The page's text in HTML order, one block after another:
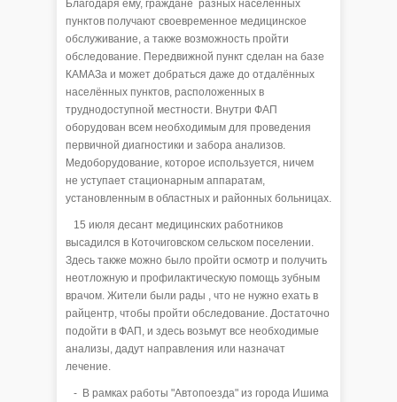
Благодаря ему, граждане разных населённых
пунктов получают своевременное медицинское
обслуживание, а также возможность пройти
обследование. Передвижной пункт сделан на базе
КАМАЗа и может добраться даже до отдалённых
населённых пунктов, расположенных в
труднодоступной местности. Внутри ФАП
оборудован всем необходимым для проведения
первичной диагностики и забора анализов.
Медоборудование, которое используется, ничем
не уступает стационарным аппаратам,
установленным в областных и районных больницах.
15 июля десант медицинских работников
высадился в Коточиговском сельском поселении.
Здесь также можно было пройти осмотр и получить
неотложную и профилактическую помощь зубным
врачом. Жители были рады , что не нужно ехать в
райцентр, чтобы пройти обследование. Достаточно
подойти в ФАП, и здесь возьмут все необходимые
анализы, дадут направления или назначат
лечение.
- В рамках работы "Автопоезда" из города Ишима